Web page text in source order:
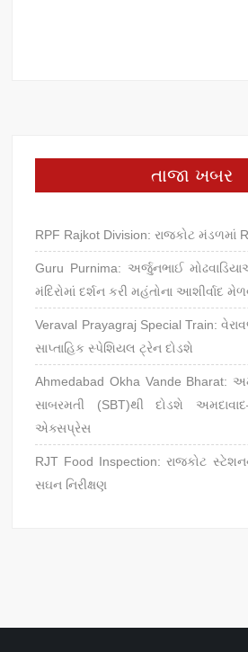
તાજા ખબર
RPF Rajkot Division: રાજકોટ મંડળમાં
Guru Purnima: અર્જુનભાઈ
મંદિરોમાં દર્શન કરી મહંતોના આશીર્વાદ
Veraval Prayagraj Special Train:
સાપ્તાહિક સ્પેશિયલ ટ્રેન દોડશે
Ahmedabad Okha Vande Bharat:
સાબરમતી (SBT)થી દોડશે
એક્સપ્રેસ
RJT Food Inspection: રાજકોટ
સઘન નિરીક્ષણ